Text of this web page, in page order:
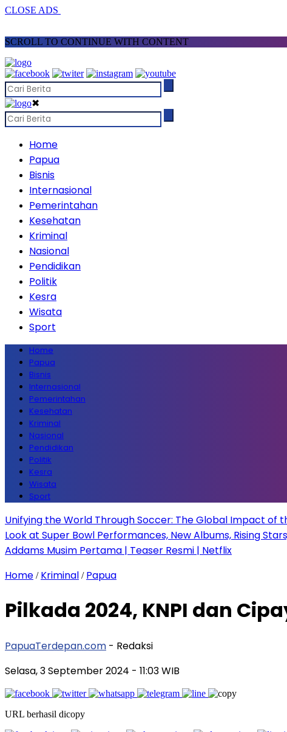
CLOSE ADS
SCROLL TO CONTINUE WITH CONTENT
✖
Home
Papua
Bisnis
Internasional
Pemerintahan
Kesehatan
Kriminal
Nasional
Pendidikan
Politik
Kesra
Wisata
Sport
Home
Papua
Bisnis
Internasional
Pemerintahan
Kesehatan
Kriminal
Nasional
Pendidikan
Politik
Kesra
Wisata
Sport
Unifying the World Through Soccer: The Global Impact of
Look at Super Bowl Performances, New Albums, Rising
Addams Musim Pertama | Teaser Resmi | Netflix
Home / Kriminal / Papua
Pilkada 2024, KNPI dan
PapuaTerdepan.com - Redaksi
Selasa, 3 September 2024 - 11:03 WIB
URL berhasil dicopy